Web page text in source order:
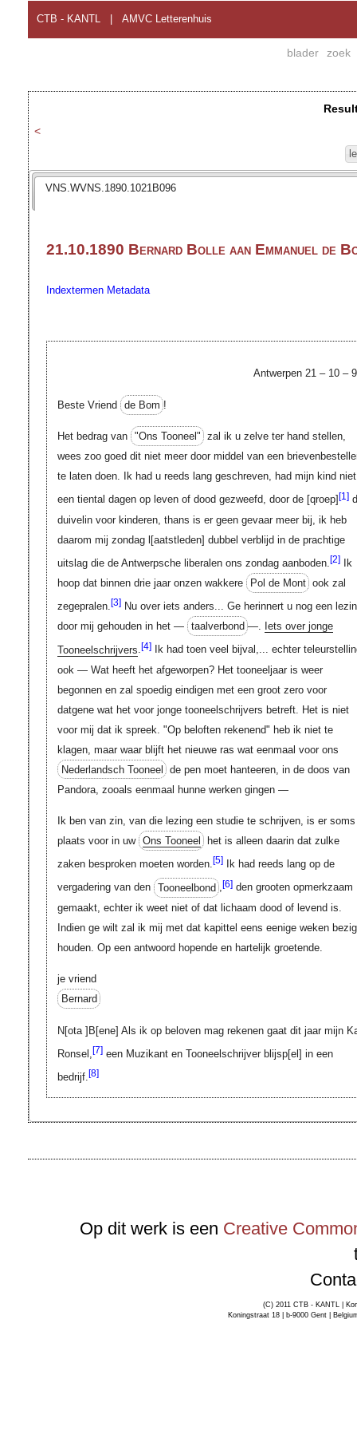
CTB - KANTL AMVC Letterenhuis
blader zoek
<
VNS.WVNS.1890.1021B096
21.10.1890 Bernard Bolle aan Emmanuel de
Indextermen Metadata
Antwerpen 21 – 10 –
Beste Vriend de Bom !
Het bedrag van "Ons Tooneel" zal ik u zelve ter hand stellen,
wees zoo goed dit niet meer door middel van een
te laten doen. Ik had u reeds lang geschreven, had mijn kind niet
een tiental dagen op leven of dood gezweefd, door de [qroep][1]
duivelin voor kinderen, thans is er geen gevaar meer bij, ik heb
daarom mij zondag l[aatstleden] dubbel verblijd in de prachtige
uitslag die de Antwerpsche liberalen ons zondag aanboden. [2]Ik
hoop dat binnen drie jaar onzen wakkere
Pol de Mont ook zal
zegepralen.[3]Nu over iets anders... Ge herinnert u nog een
door mij gehouden in het — taalverbond —. Iets over jonge
Tooneelschrijvers.[4]Ik had toen veel bijval,... echter
ook — Wat heeft het afgeworpen? Het tooneeljaar is weer
begonnen en zal spoedig eindigen met een groot zero voor
datgene wat het voor jonge tooneelschrijvers betreft. Het is niet
voor mij dat ik spreek. "Op beloften rekenend" heb ik niet te
klagen, maar waar blijft het nieuwe ras wat eenmaal voor ons
Nederlandsch Tooneel de pen moet hanteeren, in de doos van
Pandora, zooals eenmaal hunne werken gingen —
Ik ben van zin, van die lezing een studie te schrijven, is er soms
plaats voor in uw Ons Tooneel
het is alleen daarin dat zulke
zaken besproken moeten worden.[5]Ik had reeds lang op de
vergadering van den Tooneelbond ,[6] den grooten opmerkzaam
gemaakt, echter ik weet niet of dat lichaam dood of levend is.
Indien ge wilt zal ik mij met dat kapittel eens eenige weken bezig
houden. Op een antwoord hopende en hartelijk groetende.
je vriend
Bernard
N[ota ]B[ene] Als ik op beloven mag rekenen gaat dit jaar mijn
Ronsel, [7]een Muzikant en Tooneelschrijver blijsp[el] in een
bedrijf.[8]
Op dit werk is een Creative
(C) 2011 CTB - KANTL |
Koningstraat 18 | b-9000 Gent |